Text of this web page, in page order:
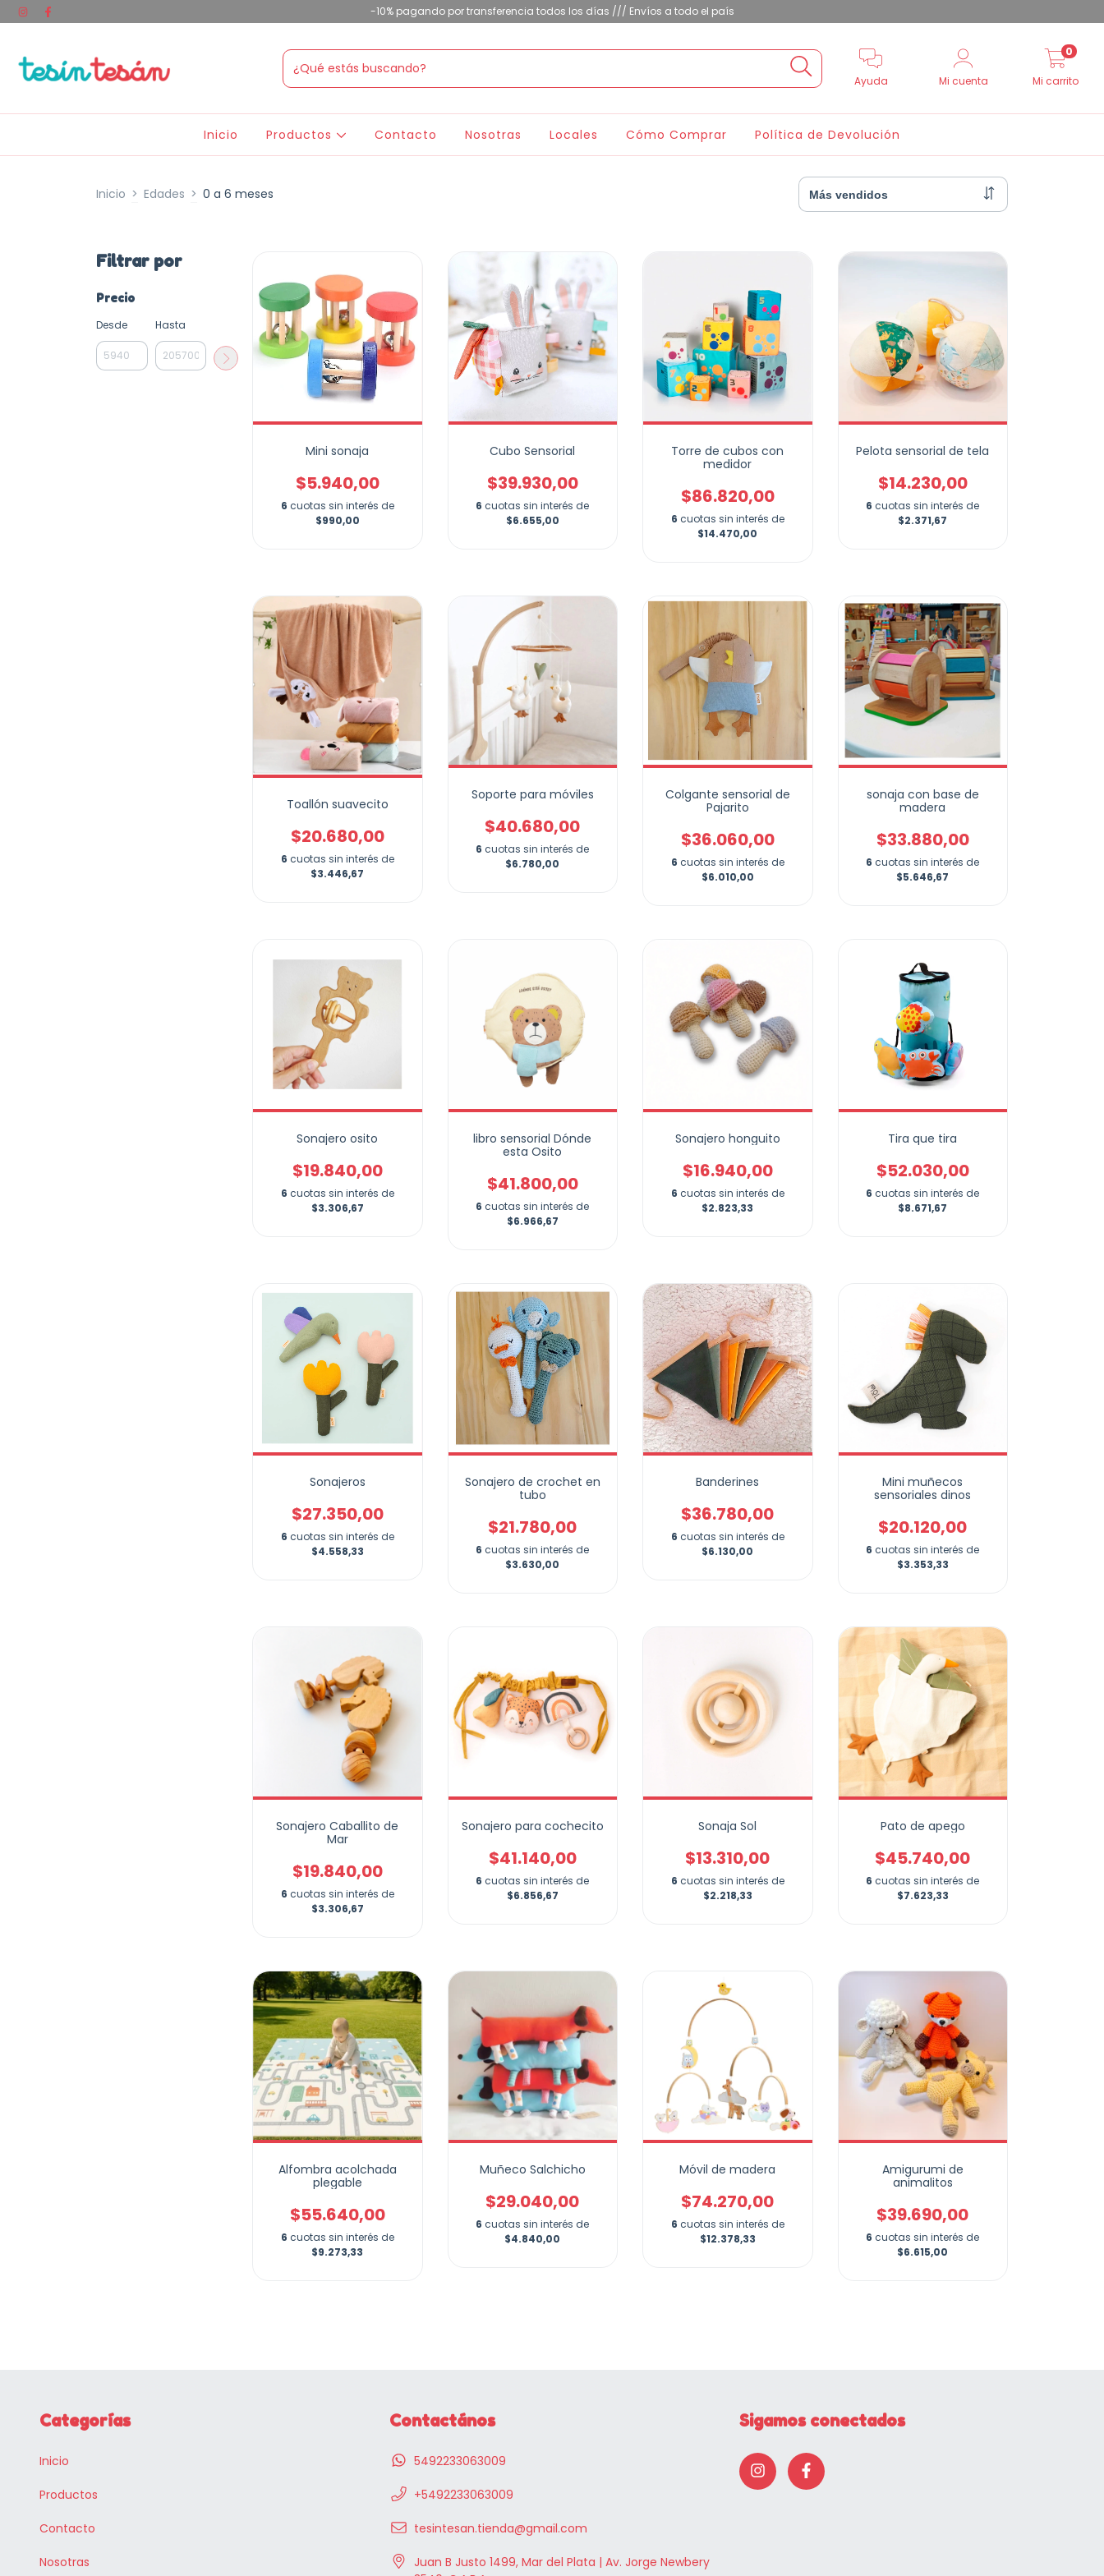
-10% pagando por transferencia todos los días /// Envíos a todo el país
Ayuda Mi cuenta Mi carrito
0
Inicio Productos Contacto Nosotras Locales Cómo Comprar Política de Devolución
Inicio > Edades > 0 a 6 meses
Filtrar por
Precio
Desde
Hasta
Mini sonaja
$5.940,00
6 cuotas sin interés de
$990,00
Cubo Sensorial
$39.930,00
6 cuotas sin interés de
$6.655,00
Torre de cubos con
medidor
$86.820,00
6 cuotas sin interés de
$14.470,00
Pelota sensorial de tela
$14.230,00
6 cuotas sin interés de
$2.371,67
Toallón suavecito
$20.680,00
6 cuotas sin interés de
$3.446,67
Soporte para móviles
$40.680,00
6 cuotas sin interés de
$6.780,00
Colgante sensorial de
Pajarito
$36.060,00
6 cuotas sin interés de
$6.010,00
sonaja con base de
madera
$33.880,00
6 cuotas sin interés de
$5.646,67
Sonajero osito
$19.840,00
6 cuotas sin interés de
$3.306,67
libro sensorial Dónde
esta Osito
$41.800,00
6 cuotas sin interés de
$6.966,67
Sonajero honguito
$16.940,00
6 cuotas sin interés de
$2.823,33
Tira que tira
$52.030,00
6 cuotas sin interés de
$8.671,67
Sonajeros
$27.350,00
6 cuotas sin interés de
$4.558,33
Sonajero de crochet en
tubo
$21.780,00
6 cuotas sin interés de
$3.630,00
Banderines
$36.780,00
6 cuotas sin interés de
$6.130,00
Mini muñecos
sensoriales dinos
$20.120,00
6 cuotas sin interés de
$3.353,33
Sonajero Caballito de
Mar
$19.840,00
6 cuotas sin interés de
$3.306,67
Sonajero para cochecito
$41.140,00
6 cuotas sin interés de
$6.856,67
Sonaja Sol
$13.310,00
6 cuotas sin interés de
$2.218,33
Pato de apego
$45.740,00
6 cuotas sin interés de
$7.623,33
Alfombra acolchada
plegable
$55.640,00
6 cuotas sin interés de
$9.273,33
Muñeco Salchicho
$29.040,00
6 cuotas sin interés de
$4.840,00
Móvil de madera
$74.270,00
6 cuotas sin interés de
$12.378,33
Amigurumi de
animalitos
$39.690,00
6 cuotas sin interés de
$6.615,00
Categorías
Inicio
Productos
Contacto
Nosotras
Contactános
5492233063009
+5492233063009
tesintesan.tienda@gmail.com
Juan B Justo 1499, Mar del Plata | Av. Jorge Newbery
Sigamos conectados